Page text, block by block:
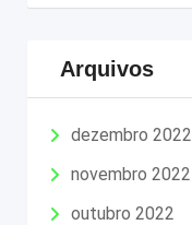
Arquivos
dezembro 2022
novembro 2022
outubro 2022